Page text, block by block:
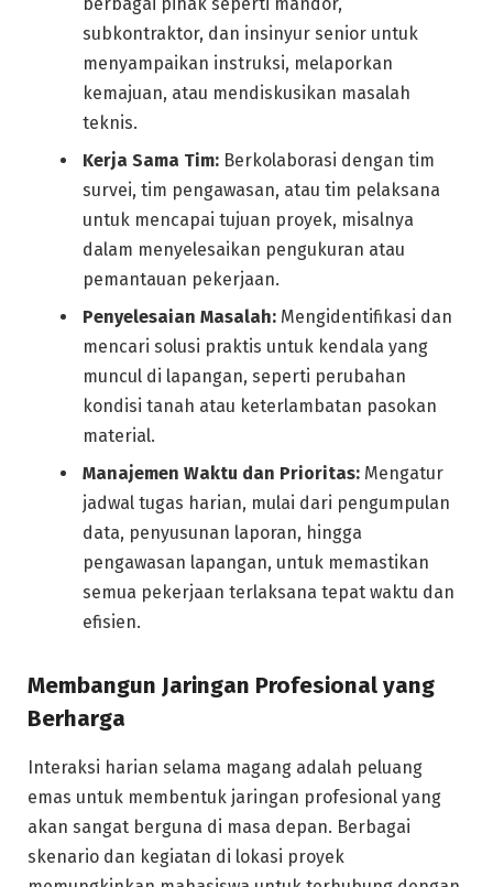
berbagai pihak seperti mandor,
subkontraktor, dan insinyur senior untuk
menyampaikan instruksi, melaporkan
kemajuan, atau mendiskusikan masalah
teknis.
Kerja Sama Tim: Berkolaborasi dengan tim
survei, tim pengawasan, atau tim pelaksana
untuk mencapai tujuan proyek, misalnya
dalam menyelesaikan pengukuran atau
pemantauan pekerjaan.
Penyelesaian Masalah: Mengidentifikasi dan
mencari solusi praktis untuk kendala yang
muncul di lapangan, seperti perubahan
kondisi tanah atau keterlambatan pasokan
material.
Manajemen Waktu dan Prioritas: Mengatur
jadwal tugas harian, mulai dari pengumpulan
data, penyusunan laporan, hingga
pengawasan lapangan, untuk memastikan
semua pekerjaan terlaksana tepat waktu dan
efisien.
Membangun Jaringan Profesional yang
Berharga
Interaksi harian selama magang adalah peluang
emas untuk membentuk jaringan profesional yang
akan sangat berguna di masa depan. Berbagai
skenario dan kegiatan di lokasi proyek